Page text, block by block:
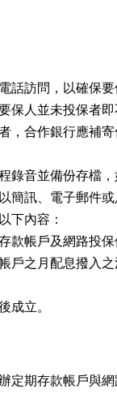
話訪問，以確保
保人並未投保者
，合作銀行應補
錄音並備份存檔
簡訊、電子郵件
下內容：
款帳戶及網路投
戶之月配息撥入
成立。
定期存款帳戶與